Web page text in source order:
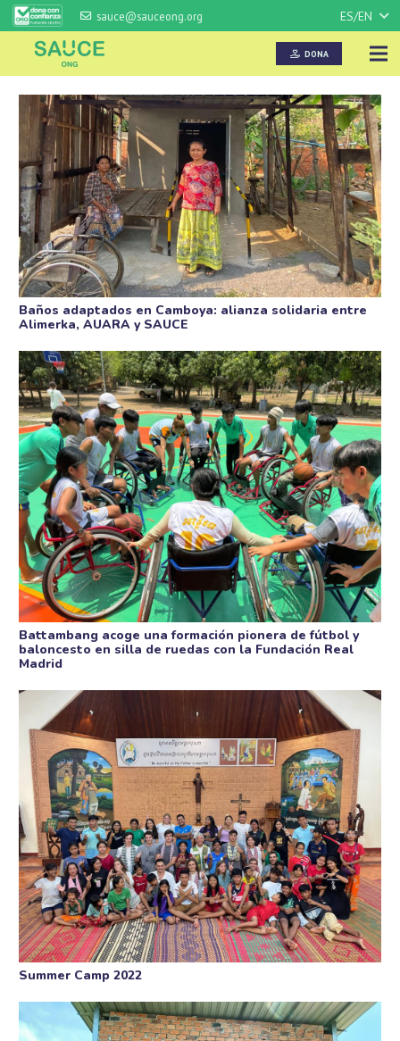
sauce@sauceong.org ES/EN
DONA
Baños adaptados en Camboya: alianza solidaria entre
Alimerka, AUARA y SAUCE
Battambang acoge una formación pionera de fútbol y
baloncesto en silla de ruedas con la Fundación Real
Madrid
Summer Camp 2022